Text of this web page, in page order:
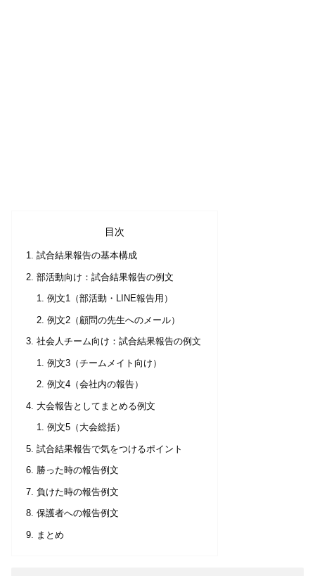
目次
試合結果報告の基本構成
部活動向け：試合結果報告の例文
例文1（部活動・LINE報告用）
例文2（顧問の先生へのメール）
社会人チーム向け：試合結果報告の例文
例文3（チームメイト向け）
例文4（会社内の報告）
大会報告としてまとめる例文
例文5（大会総括）
試合結果報告で気をつけるポイント
勝った時の報告例文
負けた時の報告例文
保護者への報告例文
まとめ